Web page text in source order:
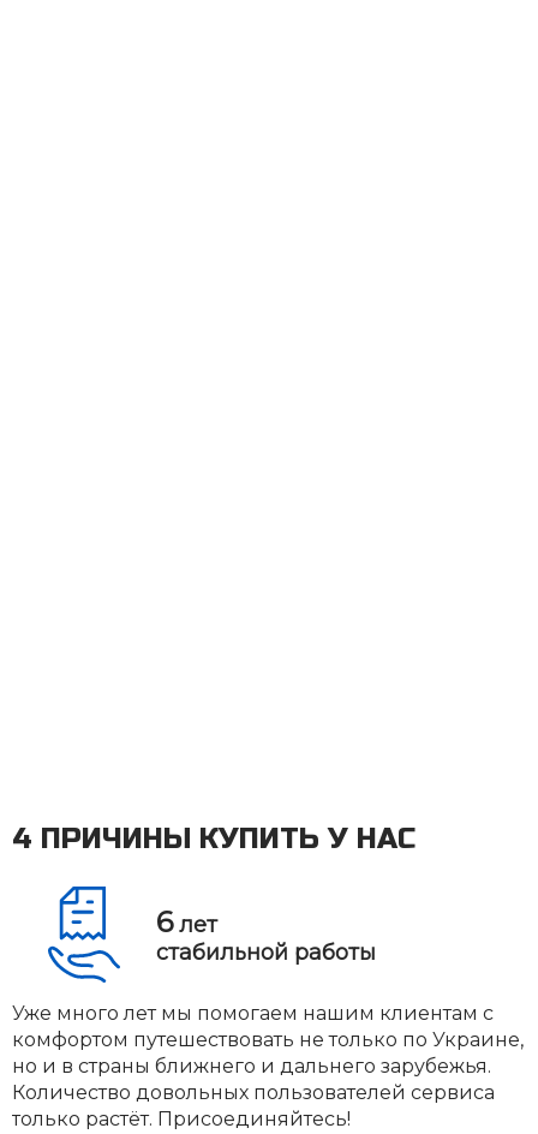
4 ПРИЧИНЫ КУПИТЬ У НАС
6лет
стабильной работы
Уже много лет мы помогаем нашим клиентам с
комфортом путешествовать не только по Украине,
но и в страны ближнего и дальнего зарубежья.
Количество довольных пользователей сервиса
только растёт. Присоединяйтесь!